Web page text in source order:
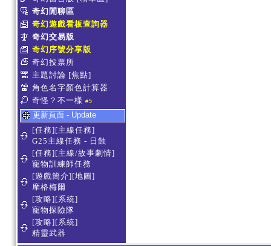
奇幻閒聊區
奇幻遊戲看板查詢器
奇幻交易版
奇幻序號分享版
奇幻投票所
主題討論 [焦點]
角色名字顏色計算器
奇怪？不一樣 #5
更新頁面 - Update
[任務][主線任務]
G25主線任務 - 日蝕
[任務][主線/故事劇情]
寵物訓練師任務
[遊戲簡介][地圖]
摩格梅爾
[攻略][系統]
寵物探險隊
[攻略][系統]
精靈武器